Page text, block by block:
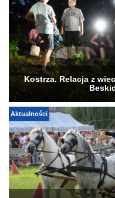
Kostrza. Relacja z
Aktualności